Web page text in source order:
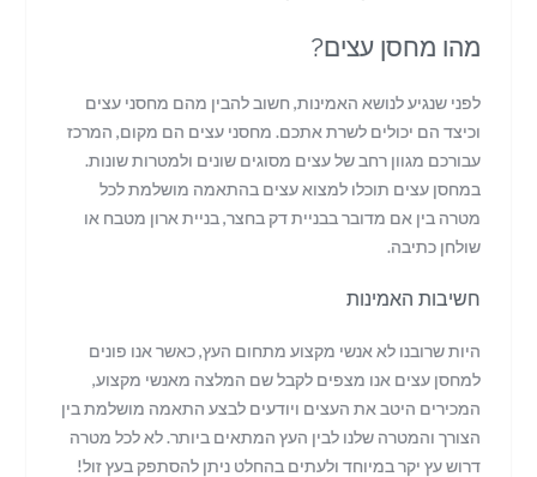
מהו מחסן עצים?
לפני שנגיע לנושא האמינות, חשוב להבין מהם מחסני עצים
וכיצד הם יכולים לשרת אתכם. מחסני עצים הם מקום, המרכז
עבורכם מגוון רחב של עצים מסוגים שונים ולמטרות שונות.
במחסן עצים תוכלו למצוא עצים בהתאמה מושלמת לכל
מטרה בין אם מדובר בבניית דק בחצר, בניית ארון מטבח או
שולחן כתיבה.
חשיבות האמינות
היות שרובנו לא אנשי מקצוע מתחום העץ, כאשר אנו פונים
למחסן עצים אנו מצפים לקבל שם המלצה מאנשי מקצוע,
המכירים היטב את העצים ויודעים לבצע התאמה מושלמת בין
הצורך והמטרה שלנו לבין העץ המתאים ביותר. לא לכל מטרה
דרוש עץ יקר במיוחד ולעתים בהחלט ניתן להסתפק בעץ זול!